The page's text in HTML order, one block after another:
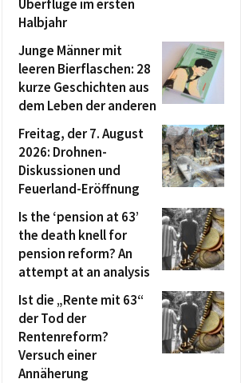
Überflüge im ersten
Halbjahr
Junge Männer mit
leeren Bierflaschen: 28
kurze Geschichten aus
dem Leben der anderen
Freitag, der 7. August
2026: Drohnen-
Diskussionen und
Feuerland-Eröffnung
Is the ‘pension at 63’
the death knell for
pension reform? An
attempt at an analysis
Ist die „Rente mit 63“
der Tod der
Rentenreform?
Versuch einer
Annäherung